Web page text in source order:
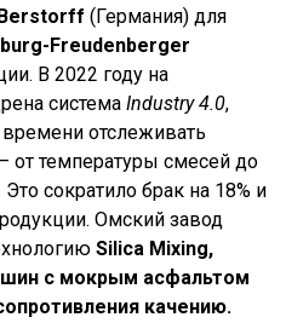
(Германия) для
Freudenberger
В 2022 году на
системаIndustry 4.0,
отслеживать
от температуры смесей до
сократило брак на 18% и
Омский завод
Silica Mixing,
с мокрым асфальтом
качению.